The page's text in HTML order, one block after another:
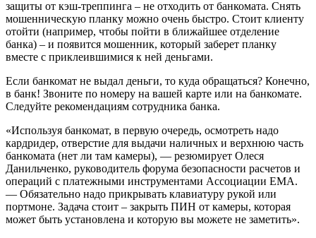
защиты от кэш-треппинга – не отходить от банкомата. Снять
мошенническую планку можно очень быстро. Стоит клиенту
отойти (например, чтобы пойти в ближайшее отделение
банка) – и появится мошенник, который заберет планку
вместе с приклеившимися к ней деньгами.
Если банкомат не выдал деньги, то куда обращаться? Конечно,
в банк! Звоните по номеру на вашей карте или на банкомате.
Следуйте рекомендациям сотрудника банка.
«Используя банкомат, в первую очередь, осмотреть надо
кардридер, отверстие для выдачи наличных и верхнюю часть
банкомата (нет ли там камеры), — резюмирует Олеся
Данильченко, руководитель форума безопасности расчетов и
операций с платежными инструментами Ассоциации ЕМА.
— Обязательно надо прикрывать клавиатуру рукой или
портмоне. Задача стоит – закрыть ПИН от камеры, которая
может быть установлена и которую вы можете не заметить».